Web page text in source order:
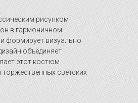
рисунком
в гармоничном
формирует визуально
объединяет
этот костюм
светских